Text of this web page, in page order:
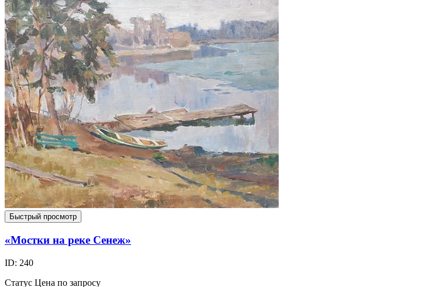
Быстрый просмотр
«Мостки на реке Сенеж»
ID: 240
Статус Цена по запросу